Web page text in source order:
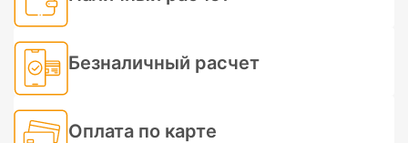
Безналичный расчет
Оплата по карте